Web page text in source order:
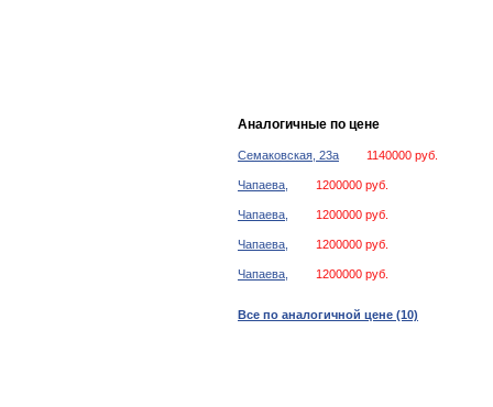
Аналогичные по цене
Семаковская, 23а 1140000 руб.
Чапаева, 1200000 руб.
Чапаева, 1200000 руб.
Чапаева, 1200000 руб.
Чапаева, 1200000 руб.
Все по аналогичной цене (10)